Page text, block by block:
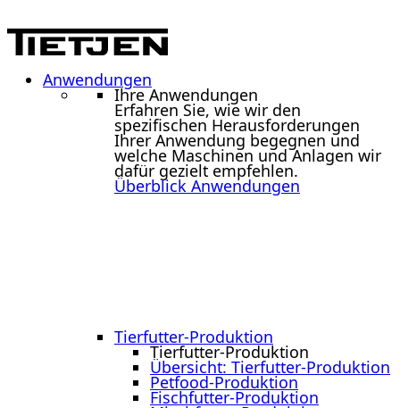
Anwendungen
Ihre Anwendungen
Erfahren Sie, wie wir den
spezifischen Herausforderungen
Ihrer Anwendung begegnen und
welche Maschinen und Anlagen wir
dafür gezielt empfehlen.
Überblick Anwendungen
Tierfutter-Produktion
Tierfutter-Produktion
Übersicht: Tierfutter-Produktion
Petfood-Produktion
Fischfutter-Produktion